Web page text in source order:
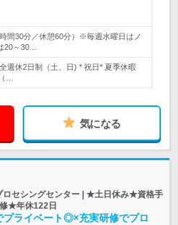
間30分／休憩60分）※毎週水曜日はノ
20～30…
週休2日制（土、日) * 祝日* 夏季休暇
…
気になる
ロセシングセンター | ★土日休み★資格手
★年休122日
プライベート◎×充実研修でプロ